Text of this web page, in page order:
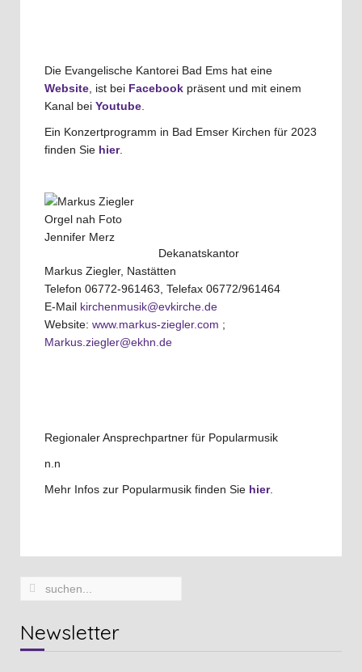
Die Evangelische Kantorei Bad Ems hat eine
Website , ist bei Facebook präsent und mit einem
Kanal bei Youtube
Ein Konzertprogramm in Bad Emser Kirchen für 2023
finden Sie hier.
Dekanatskantor
Markus Ziegler, Nastätten
Telefon 06772-961463, Telefax 06772/961464
E-Mail kirchenmusik@evkirche.de
Website: www.markus-ziegler.com ;
Markus.ziegler@ekhn.de
Regionaler Ansprechpartner für Popularmusik
n.n
Mehr Infos zur Popularmusik finden Sie hier.
Newsletter